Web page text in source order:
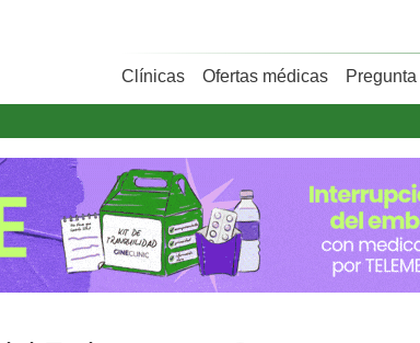
Clínicas Ofertas médicas